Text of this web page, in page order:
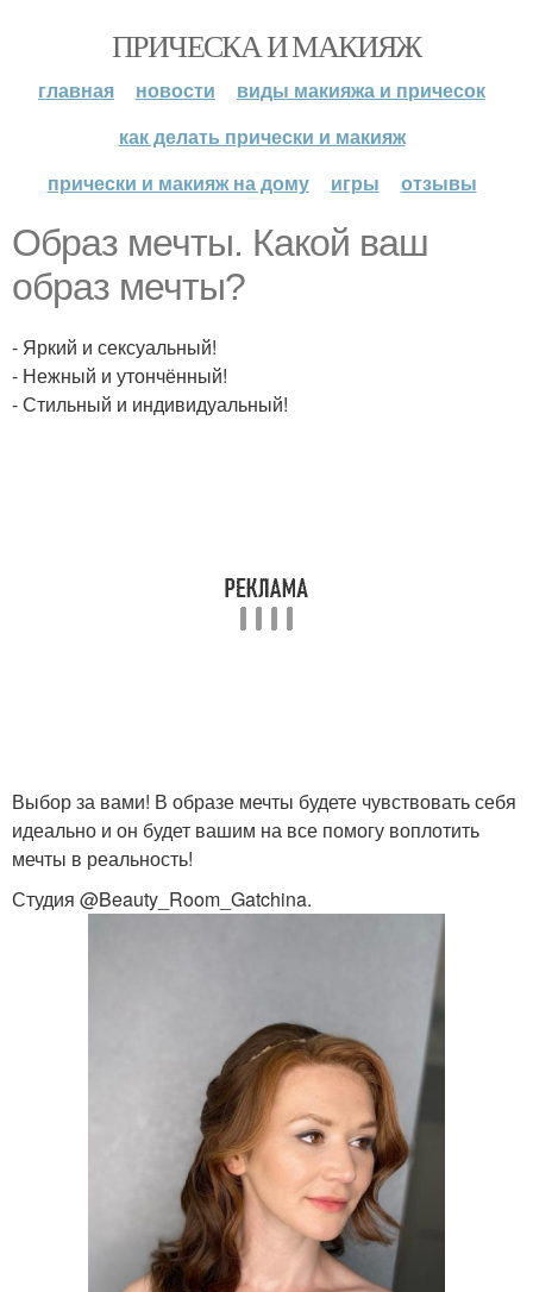
ПРИЧЕСКА И МАКИЯЖ
главная новости
виды макияжа и причесок
как делать прически и макияж
прически и макияж на дому
игры отзывы
Образ мечты. Какой ваш
образ мечты?
- Яркий и сексуальный!
- Нежный и утончённый!
- Стильный и индивидуальный!
Выбор за вами! В образе мечты будете чувствовать себя
идеально и он будет вашим на все помогу воплотить
мечты в реальность!
Студия @Beauty_Room_Gatchina.